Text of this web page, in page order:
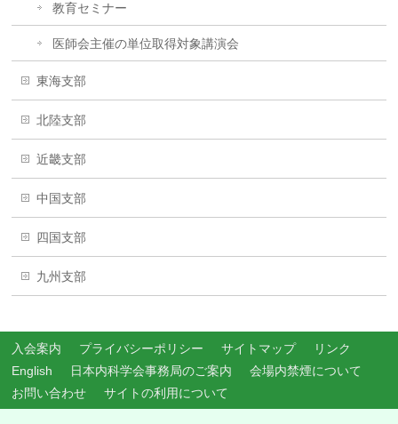
教育セミナー
医師会主催の単位取得対象講演会
東海支部
北陸支部
近畿支部
中国支部
四国支部
九州支部
入会案内 プライバシーポリシー サイトマップ
リンク
English
日本内科学会事務局のご案内
会場内禁煙について
お問い合わせ
サイトの利用について